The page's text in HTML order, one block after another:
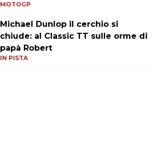
MOTOGP
Michael Dunlop il cerchio si
chiude: al Classic TT sulle orme di
papà Robert
IN PISTA